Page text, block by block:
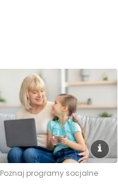
Poznaj programy socjalne